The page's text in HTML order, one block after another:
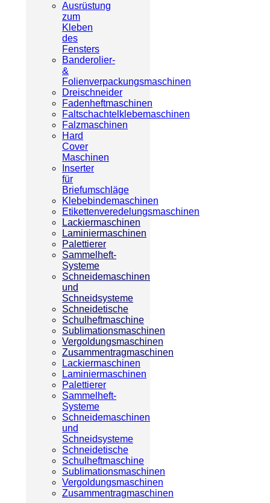
Ausrüstung
zum
Kleben
des
Fensters
Banderolier-
&
Folienverpackungsmaschinen
Dreischneider
Fadenheftmaschinen
Faltschachtelklebemaschinen
Falzmaschinen
Hard
Cover
Maschinen
Inserter
für
Briefumschläge
Klebebindemaschinen
Etikettenveredelungsmaschinen
Lackiermaschinen
Laminiermaschinen
Palettierer
Sammelheft-
Systeme
Schneidemaschinen
und
Schneidsysteme
Schneidetische
Schulheftmaschine
Sublimationsmaschinen
Vergoldungsmaschinen
Zusammentragmaschinen
Lackiermaschinen
Laminiermaschinen
Palettierer
Sammelheft-
Systeme
Schneidemaschinen
und
Schneidsysteme
Schneidetische
Schulheftmaschine
Sublimationsmaschinen
Vergoldungsmaschinen
Zusammentragmaschinen